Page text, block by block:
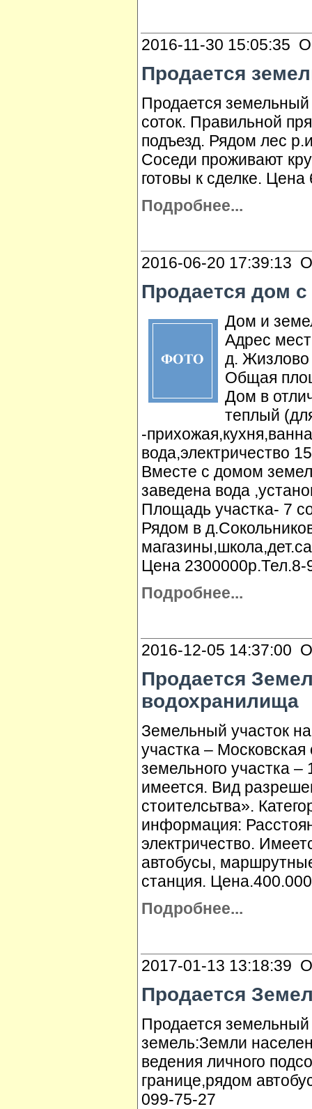
2016-11-30 15:05:35
Продается
Продается
соток. Правильной
подъезд. Рядом лес
Соседи проживают
готовы к сделке.
Подробнее...
2016-06-20 17:39:13
Продается дом
Дом и
Адрес
д.
Общая
Дом в
теплый
-
вода,электричество
Вместе с домом
заведена вода
Площадь участка- 7
Рядом в
Цена
Подробнее...
2016-12-05 14:37:00
Продается
водохранилища
Земельный участок
участка –
земельного участка
имеется. Вид
стоителсьтва».
информация:
электричество.
автобусы,
станция.
Подробнее...
2017-01-13 13:18:39
Продается
Продается земельный
земель:Земли
ведения личного
границе,рядом
099-75-27